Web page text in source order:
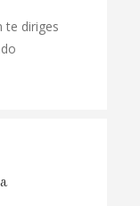
te diriges